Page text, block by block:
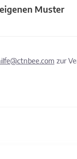
Muster
zur